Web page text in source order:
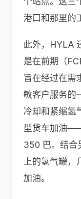
港口和那里的
此外，HYLA
是在前期（
旨在经过在需
敏客户服务的
冷却和紧缩氢
型货车加油
350 巴。结合
上的氢气罐
加油。